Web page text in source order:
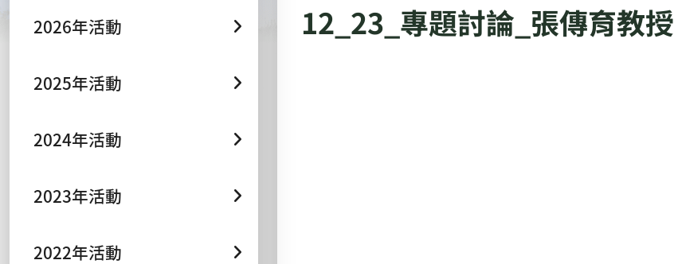
2026年活動
2025年活動
2024年活動
2023年活動
2022年活動
12_23_專題討論_張傳育教授